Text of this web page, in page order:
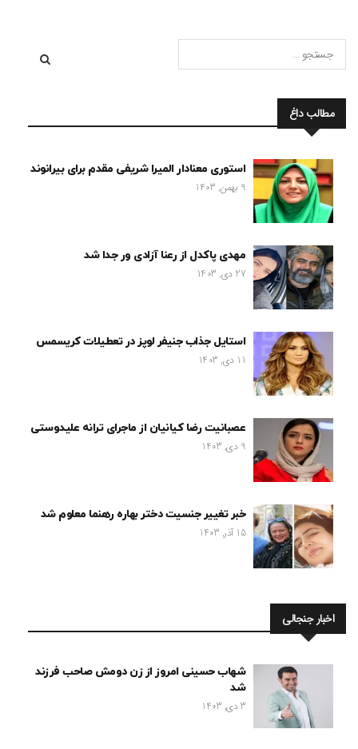
مطالب داغ
استوری معنادار المیرا شریفی مقدم برای بیرانوند
9 بهمن, 1403
مهدی پاکدل از رعنا آزادی ور جدا شد
27 دی, 1403
استایل جذاب جنیفر لوپز در تعطیلات کریسمس
11 دی, 1403
عصبانیت رضا کیانیان از ماجرای ترانه علیدوستی
9 دی, 1403
خبر تغییر جنسیت دختر بهاره رهنما معلوم شد
15 آذر, 1403
اخبار جنجالی
شهاب حسینی امروز از زن دومش صاحب فرزند
شد
3 دی, 1403